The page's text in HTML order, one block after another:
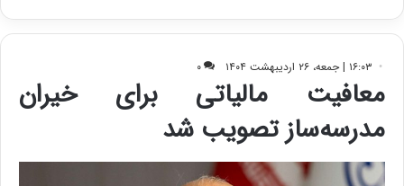
۱۶:۰۳ | جمعه، ۲۶ اردیبهشت ۱۴۰۴ ۰
معافیت مالیاتی برای خیران
مدرسه‌ساز تصویب شد